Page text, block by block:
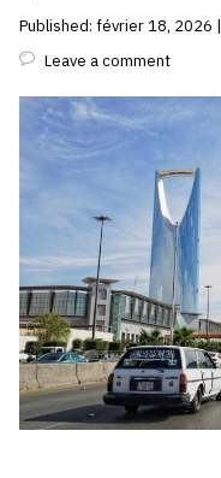
Published: février 18, 2026
Leave a comment